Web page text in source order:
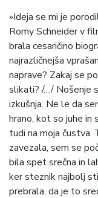
»Ideja se mi je
Romy Schneider v
brala cesaričino
najrazličnejša
naprave? Zakaj se
slikati? /…/ Nošenje
izkušnja. Ne le da
hrano, kot so juhe in
tudi na moja
zavezala, sem se
bila spet srečna in
ker steznik najbolj
prebrala, da je to